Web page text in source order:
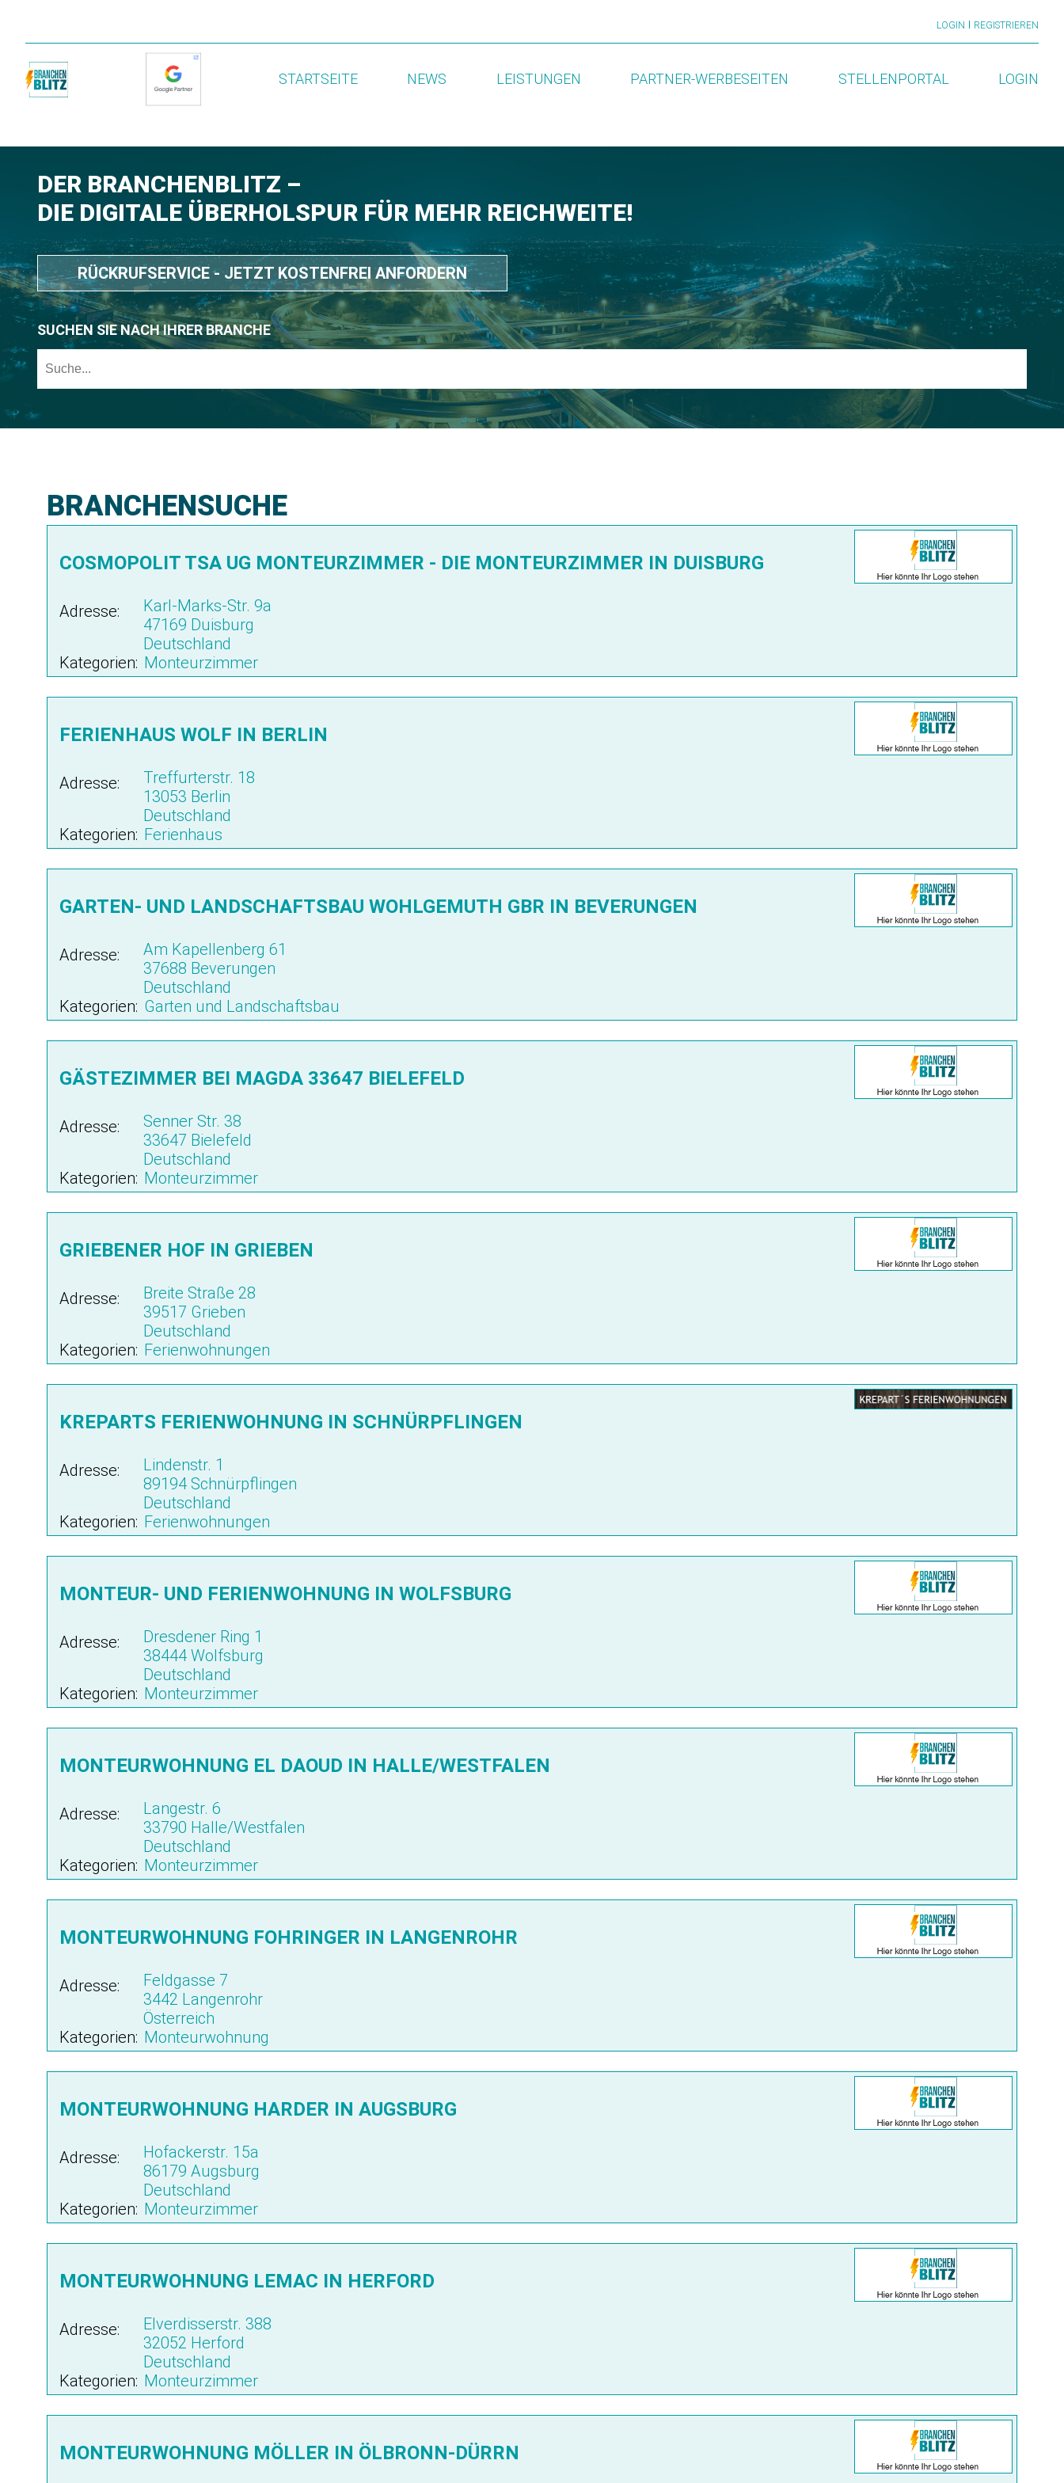
LOGIN REGISTRIEREN
STARTSEITE NEWS LEISTUNGEN PARTNER-WERBESEITEN STELLENPORTAL LOGIN
DER BRANCHENBLITZ –
DIE DIGITALE ÜBERHOLSPUR FÜR MEHR REICHWEITE!
RÜCKRUFSERVICE - JETZT KOSTENFREI ANFORDERN
SUCHEN SIE NACH IHRER BRANCHE
BRANCHENSUCHE
COSMOPOLIT TSA UG MONTEURZIMMER - DIE MONTEURZIMMER IN DUISBURG
Adresse:
Karl-Marks-Str. 9a
47169 Duisburg
Deutschland
Kategorien: Monteurzimmer
FERIENHAUS WOLF IN BERLIN
Adresse:
Treffurterstr. 18
13053 Berlin
Deutschland
Kategorien: Ferienhaus
GARTEN- UND LANDSCHAFTSBAU WOHLGEMUTH GBR IN BEVERUNGEN
Adresse:
Am Kapellenberg 61
37688 Beverungen
Deutschland
Kategorien: Garten und Landschaftsbau
GÄSTEZIMMER BEI MAGDA 33647 BIELEFELD
Adresse:
Senner Str. 38
33647 Bielefeld
Deutschland
Kategorien: Monteurzimmer
GRIEBENER HOF IN GRIEBEN
Adresse:
Breite Straße 28
39517 Grieben
Deutschland
Kategorien: Ferienwohnungen
KREPARTS FERIENWOHNUNG IN SCHNÜRPFLINGEN
Adresse:
Lindenstr. 1
89194 Schnürpflingen
Deutschland
Kategorien: Ferienwohnungen
MONTEUR- UND FERIENWOHNUNG IN WOLFSBURG
Adresse:
Dresdener Ring 1
38444 Wolfsburg
Deutschland
Kategorien: Monteurzimmer
MONTEURWOHNUNG EL DAOUD IN HALLE/WESTFALEN
Adresse:
Langestr. 6
33790 Halle/Westfalen
Deutschland
Kategorien: Monteurzimmer
MONTEURWOHNUNG FOHRINGER IN LANGENROHR
Adresse:
Feldgasse 7
3442 Langenrohr
Österreich
Kategorien: Monteurwohnung
MONTEURWOHNUNG HARDER IN AUGSBURG
Adresse:
Hofackerstr. 15a
86179 Augsburg
Deutschland
Kategorien: Monteurzimmer
MONTEURWOHNUNG LEMAC IN HERFORD
Adresse:
Elverdisserstr. 388
32052 Herford
Deutschland
Kategorien: Monteurzimmer
MONTEURWOHNUNG MÖLLER IN ÖLBRONN-DÜRRN